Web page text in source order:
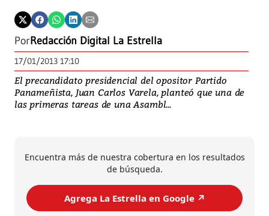
PorRedacción Digital La Estrella
17/01/2013 17:10
El precandidato presidencial del opositor Partido
Panameñista, Juan Carlos Varela, planteó que una de
las primeras tareas de una Asambl...
Encuentra más de nuestra cobertura en los resultados
de búsqueda.
Agrega La Estrella en Google ↗️